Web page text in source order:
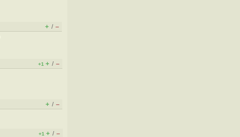
+ / –
+1 + / –
+ / –
+1 + / –